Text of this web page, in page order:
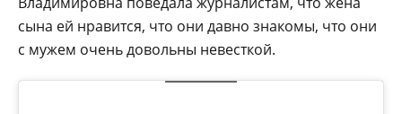
сына ей нравится, что они давно знакомы, что они
с мужем очень довольны невесткой.